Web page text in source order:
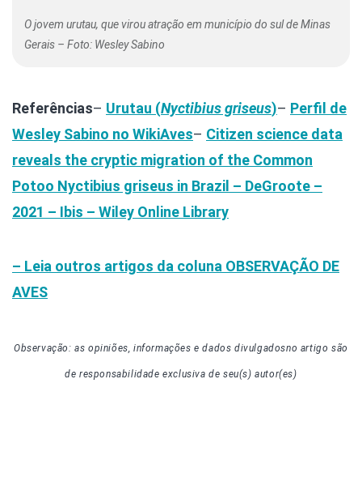
O jovem urutau, que virou atração em município do sul de Minas
Gerais – Foto: Wesley Sabino
Referências– Urutau (Nyctibius griseus)– Perfil de
Wesley Sabino no WikiAves– Citizen science data
reveals the cryptic migration of the Common
Potoo Nyctibius griseus in Brazil – DeGroote –
2021 – Ibis – Wiley Online Library
– Leia outros artigos da coluna OBSERVAÇÃO DE
AVES
Observação: as opiniões, informações e dados divulgadosno artigosão
de responsabilidade exclusiva de seu(s) autor(es)